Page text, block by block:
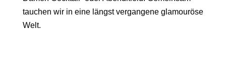
tauchen wir in eine längst vergangene glamouröse
Welt.